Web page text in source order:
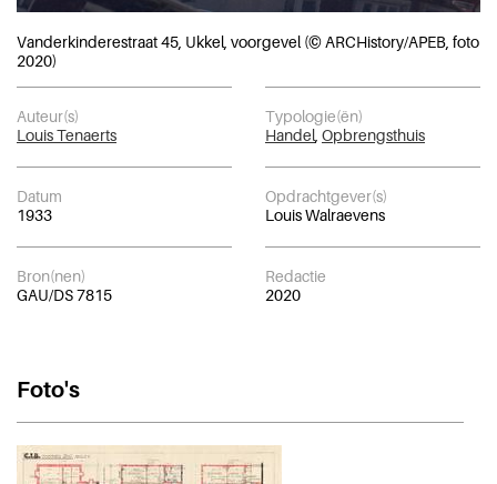
Vanderkinderestraat 45, Ukkel, voorgevel (© ARCHistory/APEB, foto
2020)
Auteur(s)
Louis Tenaerts
Typologie(ën)
Handel Opbrengsthuis
Datum
1933
Opdrachtgever(s)
Louis Walraevens
Bron(nen)
GAU/DS 7815
Redactie
2020
Foto's